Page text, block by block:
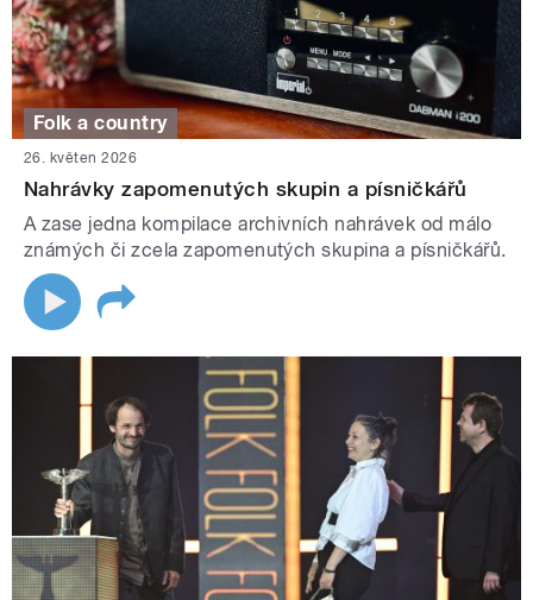
Folk a country
26. květen 2026
Nahrávky zapomenutých skupin a písničkářů
A zase jedna kompilace archivních nahrávek od málo
známých či zcela zapomenutých skupina a písničkářů.